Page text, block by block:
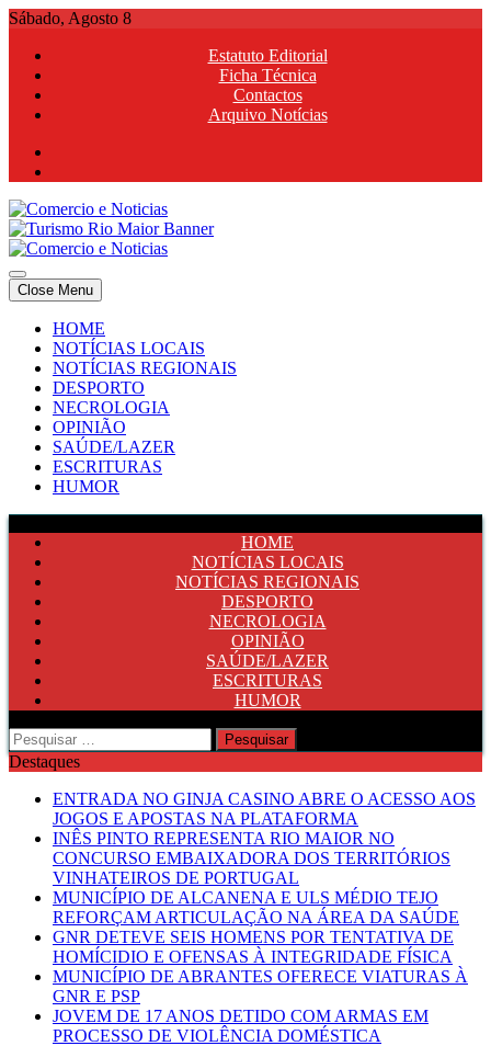
Skip
content
Sábado, Agosto 8
Estatuto Editorial
Ficha Técnica
Contactos
Arquivo Notícias
Comercio e Noticias
Notícias e Publicidade Online
Comercio e Noticias
Notícias e Publicidade Online
Close Menu
HOME
NOTÍCIAS LOCAIS
NOTÍCIAS REGIONAIS
DESPORTO
NECROLOGIA
OPINIÃO
SAÚDE/LAZER
ESCRITURAS
HUMOR
HOME
NOTÍCIAS LOCAIS
NOTÍCIAS REGIONAIS
DESPORTO
NECROLOGIA
OPINIÃO
SAÚDE/LAZER
ESCRITURAS
HUMOR
Pesquisar
por:
Destaques
ENTRADA NO GINJA CASINO ABRE O ACESSO AOS
JOGOS E APOSTAS NA PLATAFORMA
INÊS PINTO REPRESENTA RIO MAIOR NO
CONCURSO EMBAIXADORA DOS TERRITÓRIOS
VINHATEIROS DE PORTUGAL
MUNICÍPIO DE ALCANENA E ULS MÉDIO TEJO
REFORÇAM ARTICULAÇÃO NA ÁREA DA SAÚDE
GNR DETEVE SEIS HOMENS POR TENTATIVA DE
HOMÍCIDIO E OFENSAS À INTEGRIDADE FÍSICA
MUNICÍPIO DE ABRANTES OFERECE VIATURAS À
GNR E PSP
JOVEM DE 17 ANOS DETIDO COM ARMAS EM
PROCESSO DE VIOLÊNCIA DOMÉSTICA